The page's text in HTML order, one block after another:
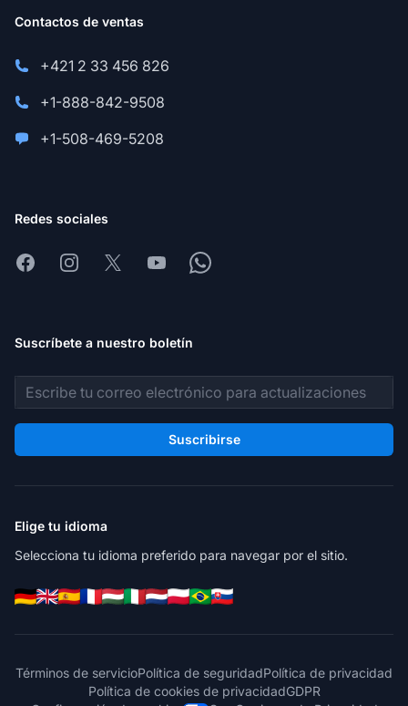
Contactos de ventas
+421 2 33 456 826
+1-888-842-9508
+1-508-469-5208
Redes sociales
FacebookInstagram
X YoutubeWhatsapp
Suscríbete a nuestro boletín
Dirección de correo electrónico
Suscribirse
Elige tu idioma
Selecciona tu idioma preferido para navegar por el sitio.
Términos de servicioPolítica de seguridadPolítica de privacidad
Política de cookies de privacidadGDPR